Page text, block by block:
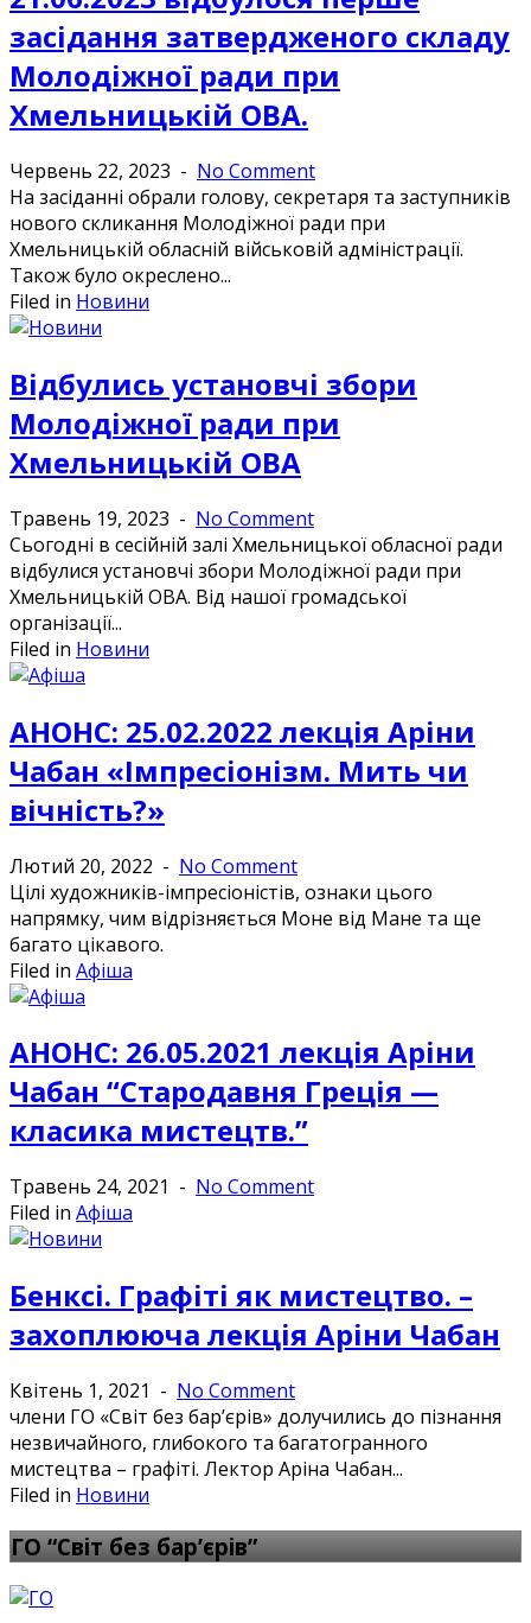
засідання затвердженого складу
Молодіжної ради при
Хмельницькій ОВА.
Червень 22, 2023 - No Comment
На засіданні обрали голову, секретаря та заступників
нового скликання Молодіжної ради при
Хмельницькій обласній військовій адміністрації.
Також було окреслено...
Filed in Новини
Відбулись установчі збори
Молодіжної ради при
Хмельницькій ОВА
Травень 19, 2023 - No Comment
Сьогодні в сесійній залі Хмельницької обласної ради
відбулися установчі збори Молодіжної ради при
Хмельницькій ОВА. Від нашої громадської
організації...
Filed in Новини
АНОНС: 25.02.2022 лекція Аріни
Чабан «Імпресіонізм. Мить чи
вічність?»
Лютий 20, 2022 - No Comment
Цілі художників-імпресіоністів, ознаки цього
напрямку, чим відрізняється Моне від Мане та ще
багато цікавого.
Filed in Афіша
АНОНС: 26.05.2021 лекція Аріни
Чабан “Стародавня Греція —
класика мистецтв.”
Травень 24, 2021 - No Comment
Filed in Афіша
Бенксі. Графіті як мистецтво. –
захоплююча лекція Аріни Чабан
Квітень 1, 2021 - No Comment
члени ГО «Світ без бар’єрів» долучились до пізнання
незвичайного, глибокого та багатогранного
мистецтва – графіті. Лектор Аріна Чабан...
Filed in Новини
ГО “Світ без бар’єрів”